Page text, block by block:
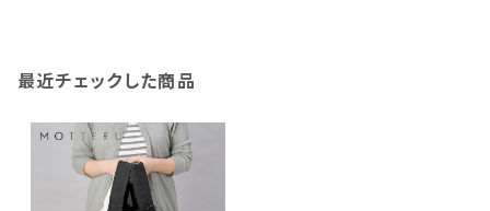
最近チェックした商品